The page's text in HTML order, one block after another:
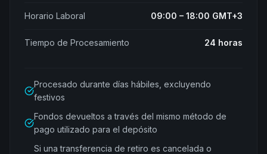
Horario Laboral 09:00 – 18:00 GMT+3
Tiempo de Procesamiento 24 horas
Procesado durante días hábiles, excluyendo
festivos
Fondos devueltos a través del mismo método de
pago utilizado para el depósito
Si una transferencia de retiro es cancelada o